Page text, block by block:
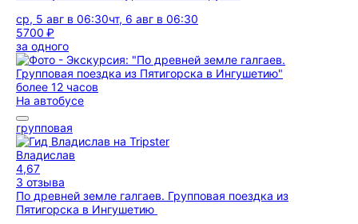
ср, 5 авг в 06:30чт, 6 авг в 06:30
5700 ₽
за одного
более 12 часов
На автобусе
групповая
Владислав
4,67
3 отзыва
По древней земле галгаев. Групповая поездка из
Пятигорска в Ингушетию